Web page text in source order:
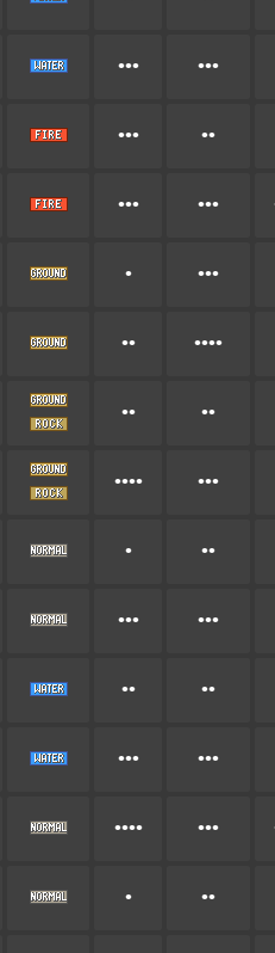
••• •••
••• ••
••• •••
• •••
•• ••••
•• ••
•••• •••
• ••
••• •••
•• ••
••• •••
•••• •••
• ••